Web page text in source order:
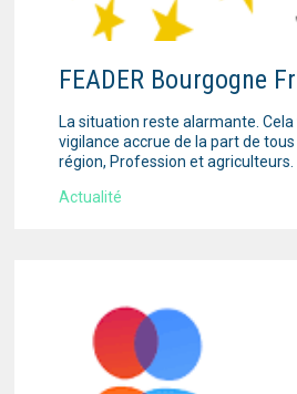
FEADER Bourgogne
La situation reste alarmante.
vigilance accrue de la part de tous
région, Profession et agriculteurs.
Actualité